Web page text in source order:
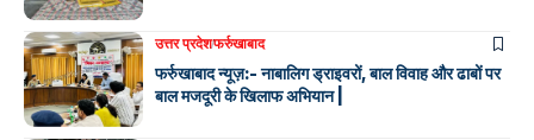
उत्तर प्रदेशफर्रुखाबाद
फर्रुखाबाद न्यूज़:- नाबालिग ड्राइवरों, बाल विवाह और ढाबों पर
बाल मजदूरी के खिलाफ अभियान |